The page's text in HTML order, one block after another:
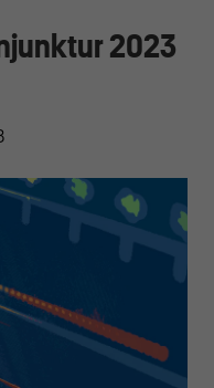
2023